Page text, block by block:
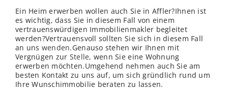
Ein Heim erwerben wollen auch Sie in Affler?Ihnen ist
es wichtig, dass Sie in diesem Fall von einem
vertrauenswürdigen Immobilienmakler begleitet
werden?Vertrauensvoll sollten Sie sich in diesem Fall
an uns wenden.Genauso stehen wir Ihnen mit
Vergnügen zur Stelle, wenn Sie eine Wohnung
erwerben möchten.Umgehend nehmen auch Sie am
besten Kontakt zu uns auf, um sich gründlich rund um
Ihre Wunschimmobilie beraten zu lassen.